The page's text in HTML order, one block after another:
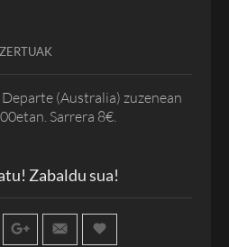
(Australia) zuzenean
Sarrera 8€.
Zabaldu sua!